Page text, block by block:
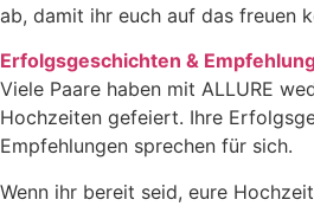
ab, damit ihr euch auf das freuen
Erfolgsgeschichten &
Viele Paare haben mit ALLURE
Hochzeiten gefeiert. Ihre
Empfehlungen sprechen für sich.
Wenn ihr bereit seid, eure